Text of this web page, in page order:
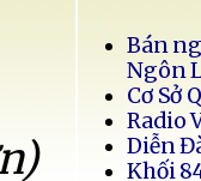
Bán
Ngôn
Cơ Sở
Radio
Diễn
Khối